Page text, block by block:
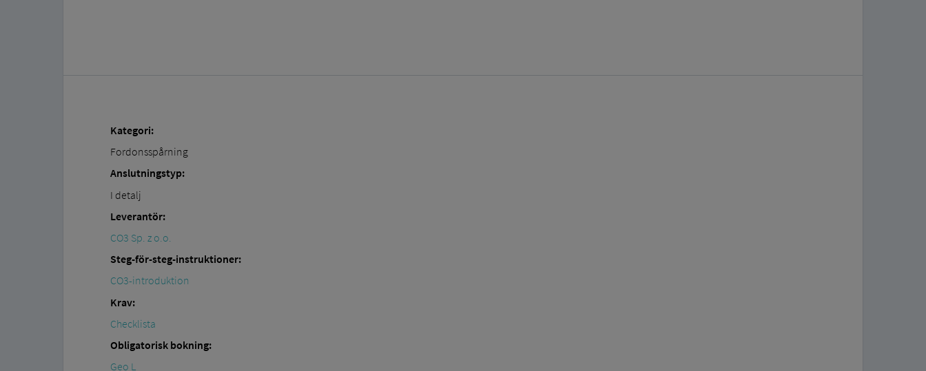
Kategori:
Fordonsspårning
Anslutningstyp:
I detalj
Leverantör:
CO3 Sp. z o.o.
Steg-för-steg-instruktioner:
CO3-introduktion
Krav:
Checklista
Obligatorisk bokning:
Geo L